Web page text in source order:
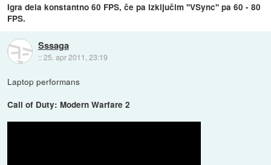
Igra dela konstantno 60 FPS, če pa izključim ''VSync'' pa 60 - 80
FPS.
Sssaga
::25. apr 2011, 23:19
Laptop performans
Call of Duty: Modern Warfare 2